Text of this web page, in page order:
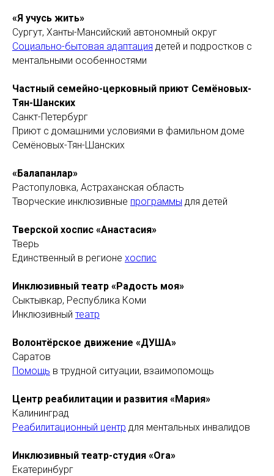
«Я учусь жить»
Сургут, Ханты-Мансийский автономный округ
Социально-бытовая адаптация детей и подростков с
ментальными особенностями
Частный семейно-церковный приют Семёновых-
Тян-Шанских
Санкт-Петербург
Приют с домашними условиями в фамильном доме
Семёновых-Тян-Шанских
«Балапанлар»
Растопуловка, Астраханская область
Творческие инклюзивные программы для детей
Тверской хоспис «Анастасия»
Тверь
Единственный в регионе хоспис
Инклюзивный театр «Радость моя»
Сыктывкар, Республика Коми
Инклюзивный театр
Волонтёрское движение «ДУША»
Саратов
Помощь в трудной ситуации, взаимопомощь
Центр реабилитации и развития «Мария»
Калининград
Реабилитационный центр для ментальных инвалидов
Инклюзивный театр-студия «Ora»
Екатеринбург